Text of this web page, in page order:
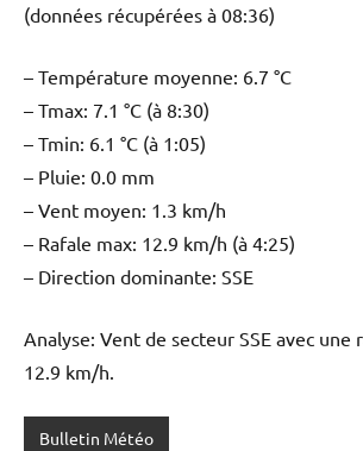
(données récupérées à 08:36)
– Température moyenne: 6.7 °C
– Tmax: 7.1 °C (à 8:30)
– Tmin: 6.1 °C (à 1:05)
– Pluie: 0.0 mm
– Vent moyen: 1.3 km/h
– Rafale max: 12.9 km/h (à 4:25)
– Direction dominante: SSE
Analyse: Vent de secteur SSE avec une
12.9 km/h.
Bulletin Météo